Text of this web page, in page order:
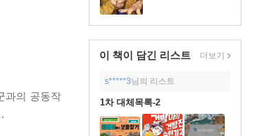
이 책이 담긴 리스트 더보기
s*****3님의 리스트
1차 대체목록-2
과의 공동작